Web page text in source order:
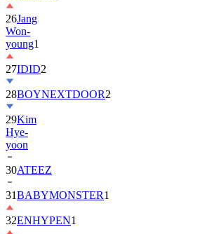
26Jang
Won-
young1
27IDID2
28BOYNEXTDOOR2
29Kim
Hye-
yoon
30ATEEZ
31BABYMONSTER1
32ENHYPEN1